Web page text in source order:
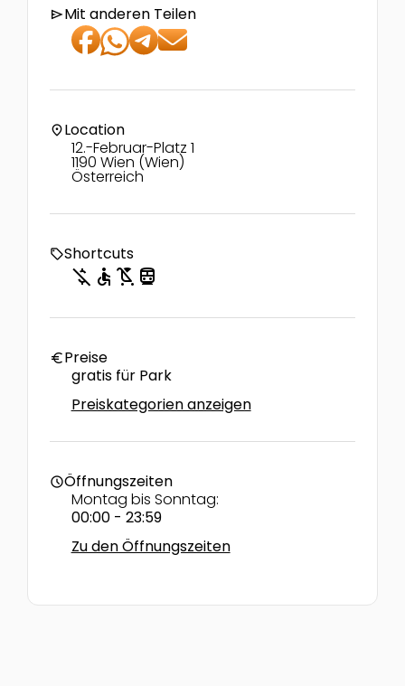
sendMit anderen Teilen
location_onLocation
12.-Februar-Platz 1
1190 Wien (Wien)
Österreich
local_offerShortcuts
money_off accessible child_friendly directions_transit
euroPreise
gratis für Park
Preiskategorien anzeigen
scheduleÖffnungszeiten
Montag bis Sonntag:
00:00 - 23:59
Zu den Öffnungszeiten